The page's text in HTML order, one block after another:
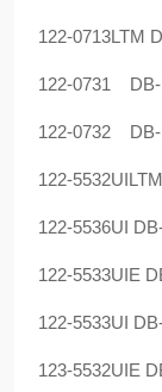
122-0713LTM
122-0731
122-0732
122-
122-5536UI
122-5533UIE
122-5533UI
123-5532UIE